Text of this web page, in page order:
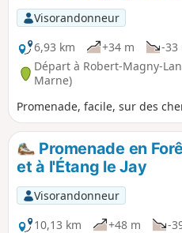
Visorandonneur
6,93 km
+34 m -33
Départ à Robert-Magny-
Marne)
Promenade, facile, sur des
Promenade en
et à l'Étang le Jay
Visorandonneur
10,13 km
+48 m -